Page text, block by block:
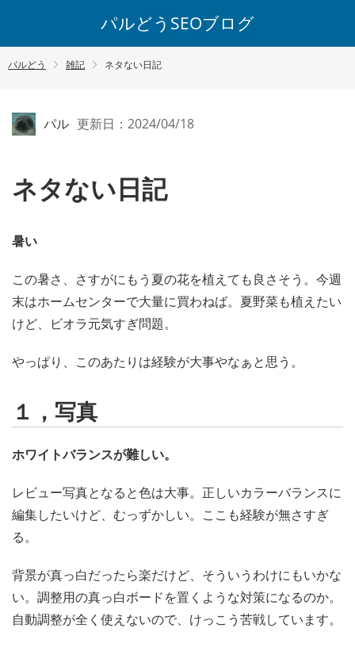
パルどうSEOブログ
パルどう 雑記 ネタない日記
パル 更新日：2024/04/18
ネタない日記
暑い
この暑さ、さすがにもう夏の花を植えても良さそう。今週
末はホームセンターで大量に買わねば。夏野菜も植えたい
けど、ビオラ元気すぎ問題。
やっぱり、このあたりは経験が大事やなぁと思う。
１，写真
ホワイトバランスが難しい。
レビュー写真となると色は大事。正しいカラーバランスに
編集したいけど、むっずかしい。ここも経験が無さすぎ
る。
背景が真っ白だったら楽だけど、そういうわけにもいかな
い。調整用の真っ白ボードを置くような対策になるのか。
自動調整が全く使えないので、けっこう苦戦しています。